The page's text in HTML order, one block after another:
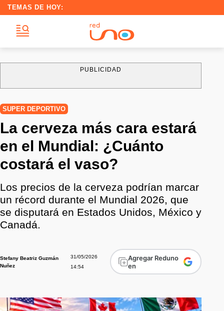
TEMAS DE HOY:
PUBLICIDAD
SUPER DEPORTIVO
La cerveza más cara estará
en el Mundial: ¿Cuánto
costará el vaso?
Los precios de la cerveza podrían marcar
un récord durante el Mundial 2026, que
se disputará en Estados Unidos, México y
Canadá.
Stefany Beatriz Guzmán
Nuñez
31/05/2026
14:54
Agregar Reduno
en